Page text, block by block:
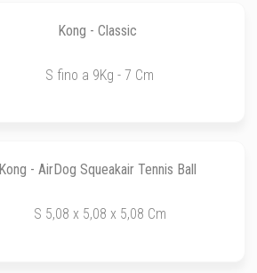
Kong - Classic
S fino a 9Kg - 7 Cm
Kong - AirDog Squeakair Tennis Ball
S 5,08 x 5,08 x 5,08 Cm